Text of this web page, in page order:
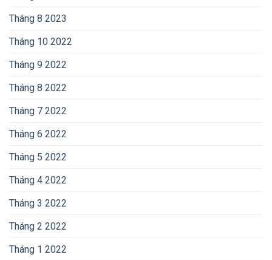
Tháng 8 2023
Tháng 10 2022
Tháng 9 2022
Tháng 8 2022
Tháng 7 2022
Tháng 6 2022
Tháng 5 2022
Tháng 4 2022
Tháng 3 2022
Tháng 2 2022
Tháng 1 2022